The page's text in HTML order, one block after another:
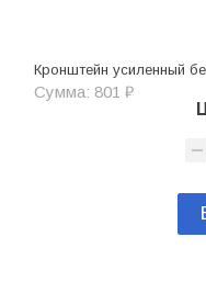
Кронштейн усиленный
Сумма: 801 ₽